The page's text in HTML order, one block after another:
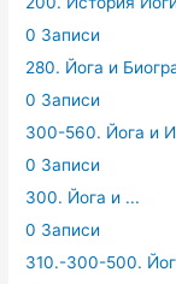
0 Записи
280. Йога и
0 Записи
300-560. Йога и
0 Записи
300. Йога и ...
0 Записи
310.-300-500.